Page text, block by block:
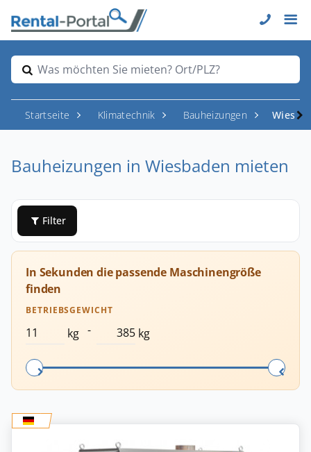
Was möchten Sie mieten? Ort/PLZ?
Startseite Klimatechnik Bauheizungen
Bauheizungen in Wiesbaden mieten
Filter
In Sekunden die passende Maschinengröße
finden
BETRIEBSGEWICHT
kg - kg